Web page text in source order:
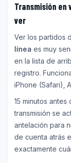
Transmisión en
ver
Ver los partidos
línea es muy
en la lista de
registro.
iPhone (Safari),
15 minutos
transmisión se
antelación para
de cuenta atrás
exactamente